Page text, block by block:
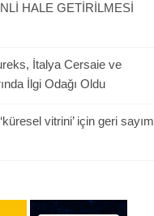
HALE GETİRİLMESİ
İtalya Cersaie ve
İlgi Odağı Oldu
vitrini’ için geri sayım